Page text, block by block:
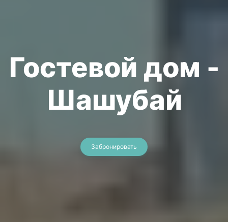
Гостевой дом -
Шашубай
Забронировать